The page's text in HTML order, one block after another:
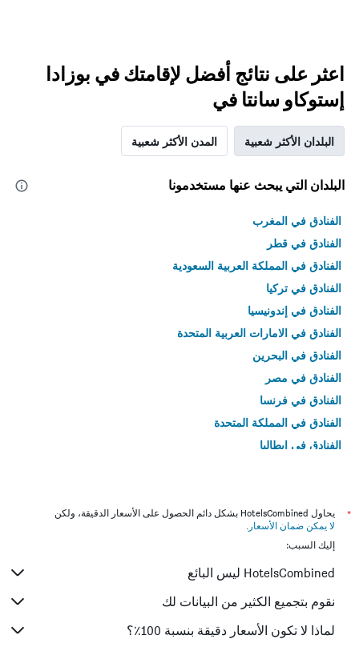
اعثر على نتائج أفضل لإقامتك في بوزادا
إستوكاو سانتا في
البلدان الأكثر شعبية المدن الأكثر شعبية
البلدان التي يبحث عنها مستخدمونا
الفنادق في المغرب
الفنادق في قطر
الفنادق في المملكة العربية السعودية
الفنادق في تركيا
الفنادق في إندونيسيا
الفنادق في الامارات العربية المتحدة
الفنادق في البحرين
الفنادق في مصر
الفنادق في فرنسا
الفنادق في المملكة المتحدة
الفنادق في إيطاليا
*
يحاول HotelsCombined بشكل دائم الحصول على الأسعار الدقيقة، ولكن
لا يمكن ضمان الأسعار .
إليك السبب:
HotelsCombined ليس البائع
نقوم بتجميع الكثير من البيانات لك
لماذا لا تكون الأسعار دقيقة بنسبة 100٪؟